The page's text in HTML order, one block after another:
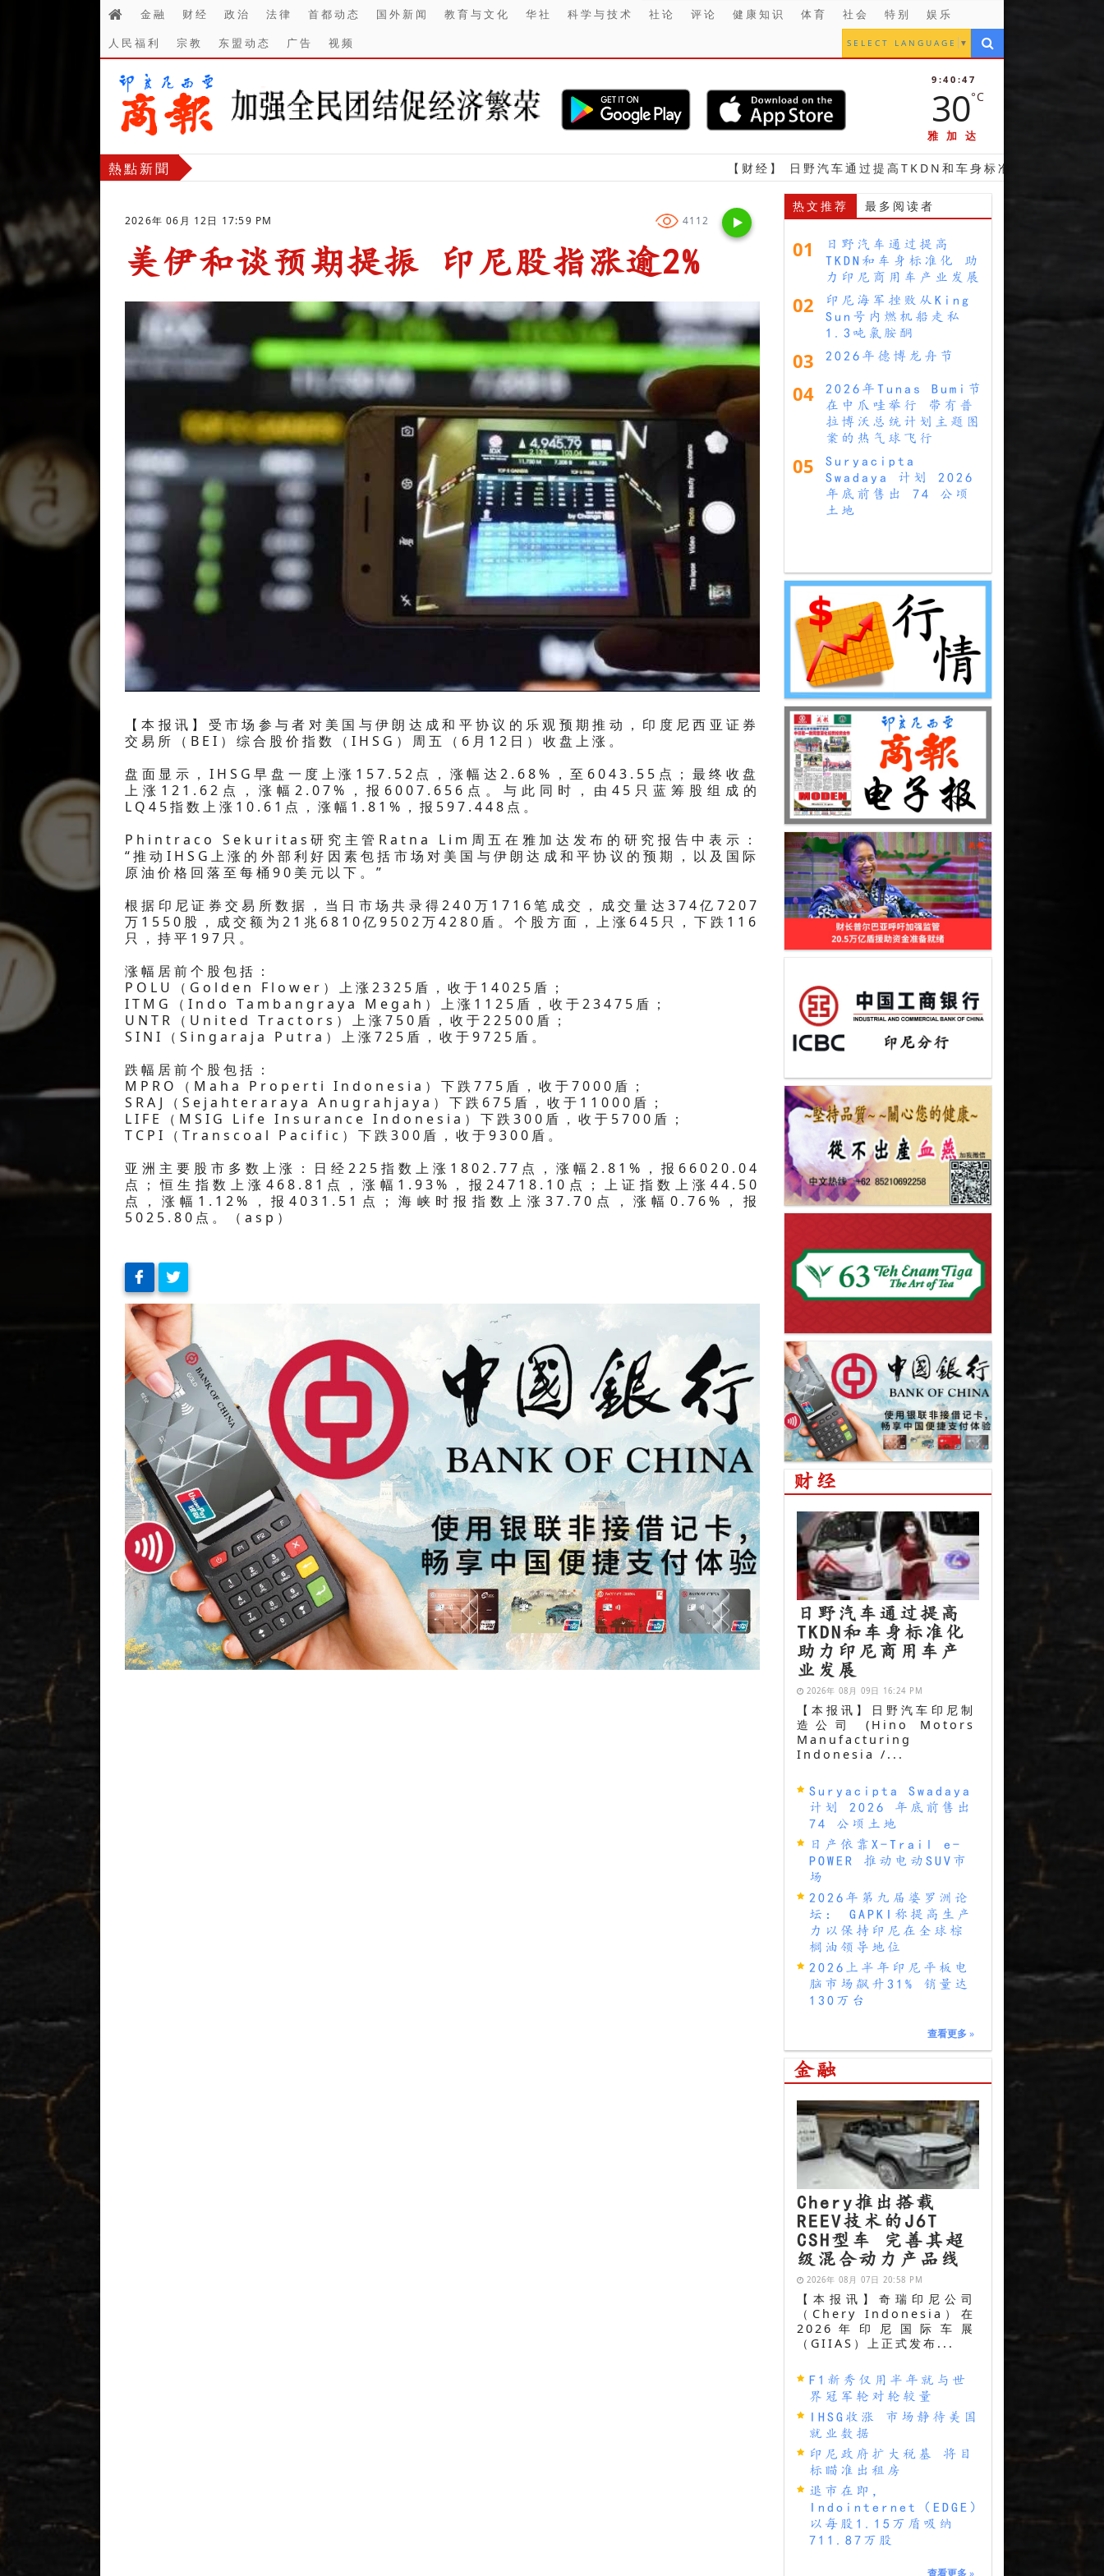
金融 财经 政治 法律 首都动态 国外新闻 教育与文化 华社 科学与技术 社论 评论 健康知识 体育 社会 特别
娱乐
人民福利
宗教 东盟动态 广告 视频 SELECT LANGUAGE ▼
9:40:48
30°C
雅加达
熱點新聞 【财经】 日野汽车通过提高TKDN和车身标准化 助力印尼商用车产业发展
2026年 06月 12日 17:59 PM 4112
美伊和谈预期提振 印尼股指涨逾2%
【本报讯】受市场参与者对美国与伊朗达成和平协议的乐观预期推动，印度尼西亚证券
交易所（BEI）综合股价指数（IHSG）周五（6月12日）收盘上涨。
盘面显示，IHSG早盘一度上涨157.52点，涨幅达2.68%，至6043.55点；最终收盘
上涨121.62点，涨幅2.07%，报6007.656点。与此同时，由45只蓝筹股组成的
LQ45指数上涨10.61点，涨幅1.81%，报597.448点。
Phintraco Sekuritas研究主管Ratna Lim周五在雅加达发布的研究报告中表示：
“推动IHSG上涨的外部利好因素包括市场对美国与伊朗达成和平协议的预期，以及国际
原油价格回落至每桶90美元以下。”
根据印尼证券交易所数据，当日市场共录得240万1716笔成交，成交量达374亿7207
万1550股，成交额为21兆6810亿9502万4280盾。个股方面，上涨645只，下跌116
只，持平197只。
涨幅居前个股包括：
POLU（Golden Flower）上涨2325盾，收于14025盾；
ITMG（Indo Tambangraya Megah）上涨1125盾，收于23475盾；
UNTR（United Tractors）上涨750盾，收于22500盾；
SINI（Singaraja Putra）上涨725盾，收于9725盾。
跌幅居前个股包括：
MPRO（Maha Properti Indonesia）下跌775盾，收于7000盾；
SRAJ（Sejahteraraya Anugrahjaya）下跌675盾，收于11000盾；
LIFE（MSIG Life Insurance Indonesia）下跌300盾，收于5700盾；
TCPI（Transcoal Pacific）下跌300盾，收于9300盾。
亚洲主要股市多数上涨：日经225指数上涨1802.77点，涨幅2.81%，报66020.04
点；恒生指数上涨468.81点，涨幅1.93%，报24718.10点；上证指数上涨44.50
点，涨幅1.12%，报4031.51点；海峡时报指数上涨37.70点，涨幅0.76%，报
5025.80点。（asp）
热文推荐 最多阅读者
01
日野汽车通过提高
TKDN和车身标准化 助
力印尼商用车产业发展
02
印尼海军挫败从King
Sun号内燃机船走私
1.3吨氯胺酮
03 2026年德博龙舟节
04
2026年Tunas Bumi节
在中爪哇举行 带有普
拉博沃总统计划主题图
案的热气球飞行
05
Suryacipta
Swadaya 计划 2026
年底前售出 74 公顷
土地
财经
日野汽车通过提高
TKDN和车身标准化
助力印尼商用车产
业发展
2026年 08月 09日 16:24 PM
【本报讯】日野汽车印尼制
造公司 (Hino Motors
Manufacturing
Indonesia /...
Suryacipta Swadaya
计划 2026 年底前售出
74 公顷土地
日产依靠X-Trail e-
POWER 推动电动SUV市
场
2026年第九届婆罗洲论
坛： GAPKI称提高生产
力以保持印尼在全球棕
榈油领导地位
2026上半年印尼平板电
脑市场飙升31% 销量达
130万台
查看更多 »
金融
Chery推出搭载
REEV技术的J6T
CSH型车 完善其超
级混合动力产品线
2026年 08月 07日 20:58 PM
【本报讯】奇瑞印尼公司
（Chery Indonesia）在
2026年印尼国际车展
（GIIAS）上正式发布...
F1新秀仅用半年就与世
界冠军轮对轮较量
IHSG收涨 市场静待美国
就业数据
印尼政府扩大税基 将目
标瞄准出租房
退市在即，
Indointernet（EDGE）
以每股1.15万盾吸纳
711.87万股
查看更多 »